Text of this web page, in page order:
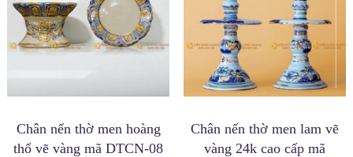
Chân nến thờ men hoàng
thổ vẽ vàng mã DTCN-08
Chân nến thờ men lam vẽ
vàng 24k cao cấp mã